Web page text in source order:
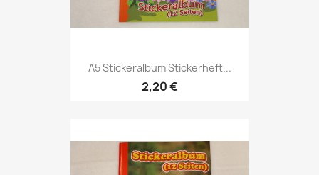
A5 Stickeralbum Stickerheft...
2,20 €